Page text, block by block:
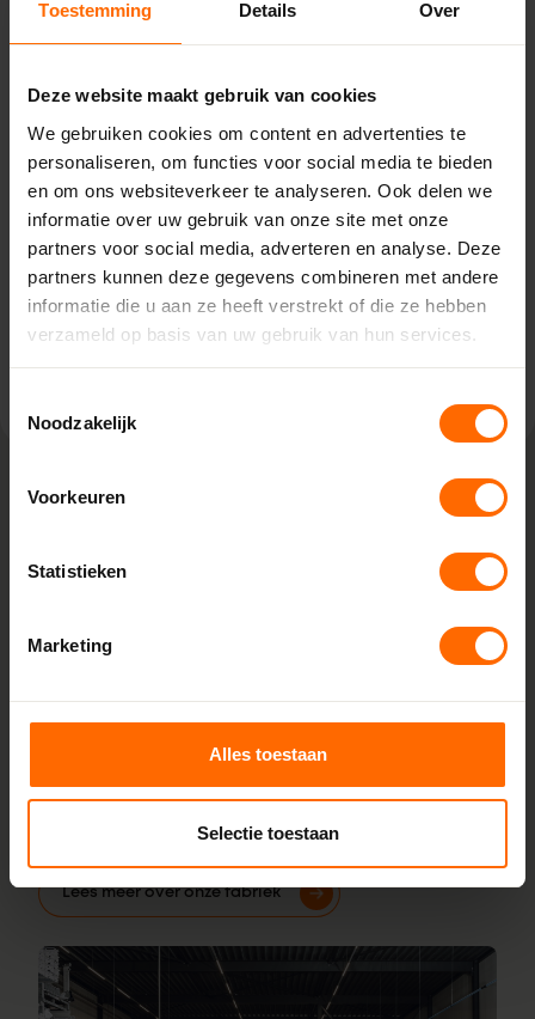
Toestemming Details Over
Deze website maakt gebruik van cookies
We gebruiken cookies om content en advertenties te
personaliseren, om functies voor social media te bieden
en om ons websiteverkeer te analyseren. Ook delen we
informatie over uw gebruik van onze site met onze
partners voor social media, adverteren en analyse. Deze
partners kunnen deze gegevens combineren met andere
informatie die u aan ze heeft verstrekt of die ze hebben
verzameld op basis van uw gebruik van hun services.
Noodzakelijk
Voorkeuren
Statistieken
Marketing
Alles toestaan
Selectie toestaan
Houtdraaier 5,
8447 GG Heerenveen
0513335000
heerenveen@skodora.nl
Selecteren als mijn vestiging
Skodora maakt kunststof kozijnen bestellen eenvoudig.
Heerenveen en Meppel, houden we de lijnen kort en de
inmeten of specifieke wensen? Ons team staat voor je
Lees meer over onze fabriek